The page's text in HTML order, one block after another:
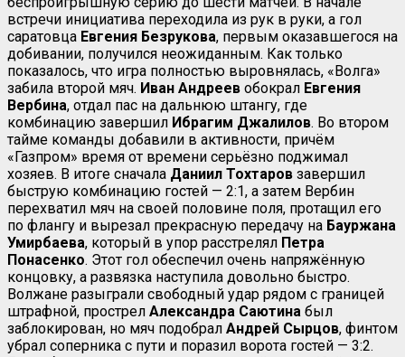
встречи инициатива переходила из рук в руки, а гол
саратовца Евгения Безрукова, первым оказавшегося на
добивании, получился неожиданным. Как только
показалось, что игра полностью выровнялась, «Волга»
забила второй мяч. Иван Андреев обокрал Евгения
Вербина, отдал пас на дальнюю штангу, где
комбинацию завершил Ибрагим Джалилов. Во втором
тайме команды добавили в активности, причём
«Газпром» время от времени серьёзно поджимал
хозяев. В итоге сначала Даниил Тохтаров завершил
быструю комбинацию гостей — 2:1, а затем Вербин
перехватил мяч на своей половине поля, протащил его
по флангу и вырезал прекрасную передачу на Бауржана
Умирбаева, который в упор расстрелял Петра
Понасенко. Этот гол обеспечил очень напряжённую
концовку, а развязка наступила довольно быстро.
Волжане разыграли свободный удар рядом с границей
штрафной, прострел Александра Саютина был
заблокирован, но мяч подобрал Андрей Сырцов, финтом
убрал соперника с пути и поразил ворота гостей — 3:2.